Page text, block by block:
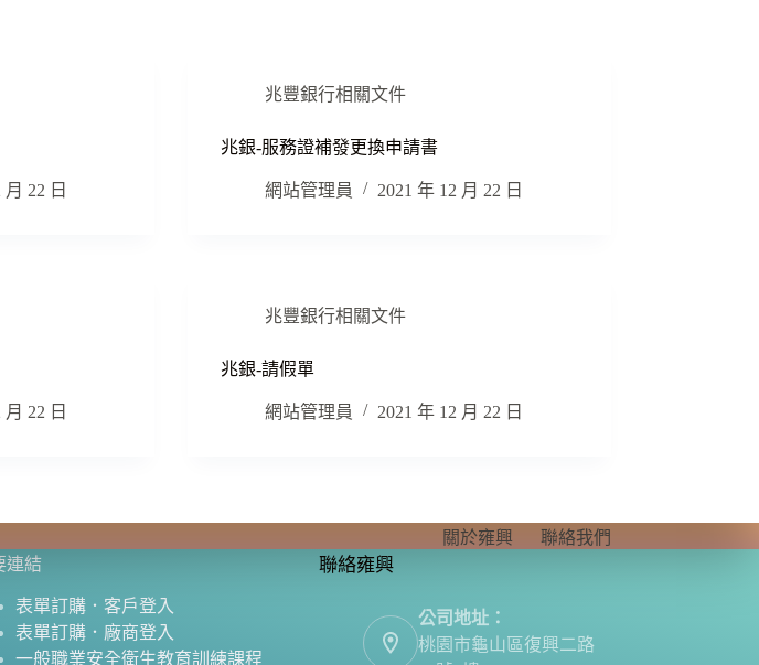
月 22 日
兆豐銀行相關文件
兆銀-服務證補發更換申請書
網站管理員 2021 年 12 月 22 日
月 22 日
兆豐銀行相關文件
兆銀-請假單
網站管理員 2021 年 12 月 22 日
關於雍興
聯絡我們
連結
表單訂購．客戶登入
表單訂購．廠商登入
一般職業安全衛生教育訓練課程
聯絡雍興
公司地址：
桃園市龜山區復興二路